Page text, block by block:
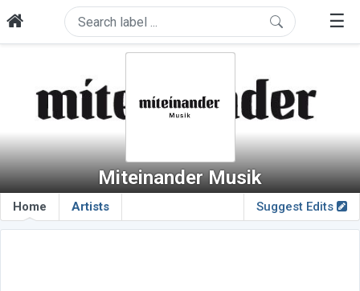
☰
Miteinander Musik
Home Artists Suggest Edits